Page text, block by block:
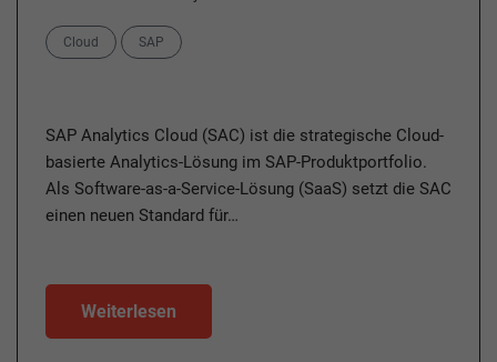
Categories
Cloud SAP
SAP Analytics Cloud (SAC) ist die strategische Cloud-
basierte Analytics-Lösung im SAP-Produktportfolio.
Als Software-as-a-Service-Lösung (SaaS) setzt die SAC
einen neuen Standard für…
Weiterlesen